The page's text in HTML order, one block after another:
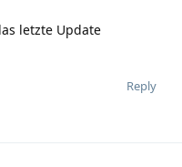
letzte Update
Reply